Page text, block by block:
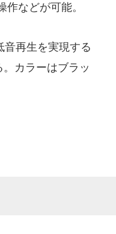
などが可能。
再生を実現する
カラーはブラッ